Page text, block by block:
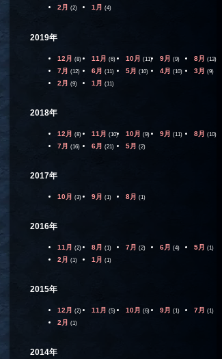
2月 (2) 1月 (4)
2019年
12月 (8) 11月 (6) 10月 (11) 9月 (9) 8月 (13)
7月 (12) 6月 (11) 5月 (10) 4月 (10) 3月 (9)
2月 (9) 1月 (11)
2018年
12月 (8) 11月 (10) 10月 (9) 9月 (11) 8月 (10)
7月 (16) 6月 (21) 5月 (2)
2017年
10月 (3) 9月 (1) 8月 (1)
2016年
11月 (2) 8月 (1) 7月 (2) 6月 (4) 5月 (1)
2月 (1) 1月 (1)
2015年
12月 (2) 11月 (5) 10月 (6) 9月 (1) 7月 (1)
2月 (1)
2014年